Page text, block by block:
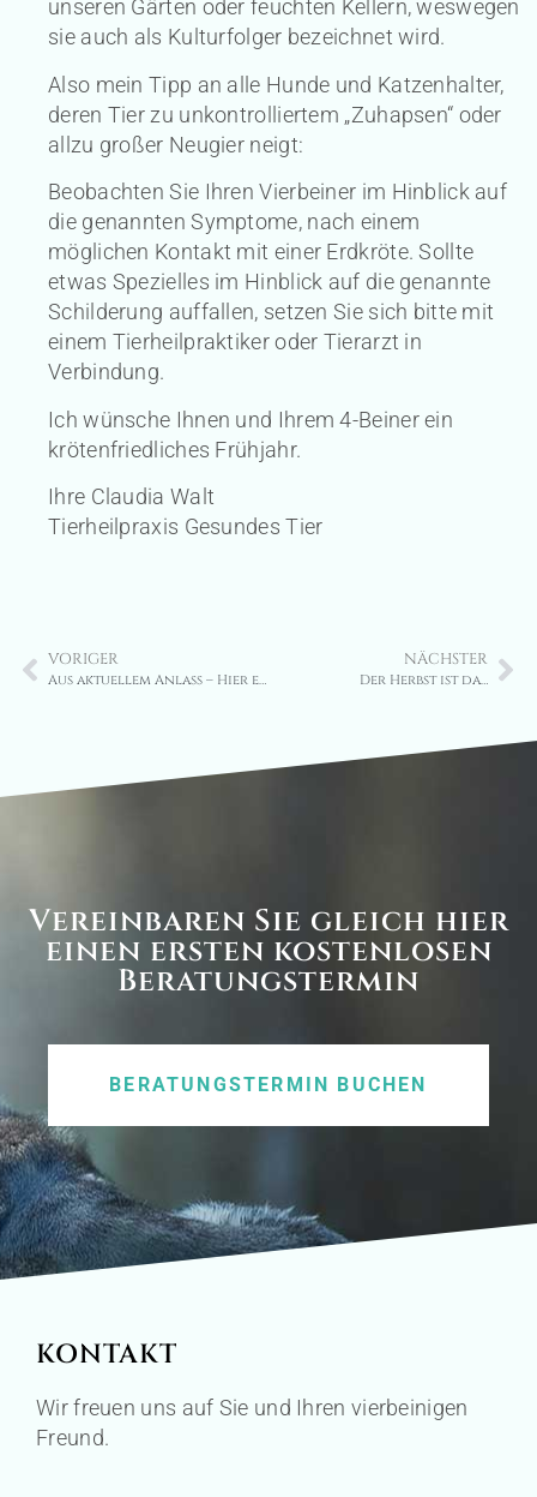
unseren Gärten oder feuchten Kellern, weswegen
sie auch als Kulturfolger bezeichnet wird.
Also mein Tipp an alle Hunde und Katzenhalter,
deren Tier zu unkontrolliertem „Zuhapsen“ oder
allzu großer Neugier neigt:
Beobachten Sie Ihren Vierbeiner im Hinblick auf
die genannten Symptome, nach einem
möglichen Kontakt mit einer Erdkröte. Sollte
etwas Spezielles im Hinblick auf die genannte
Schilderung auffallen, setzen Sie sich bitte mit
einem Tierheilpraktiker oder Tierarzt in
Verbindung.
Ich wünsche Ihnen und Ihrem 4-Beiner ein
krötenfriedliches Frühjahr.
Ihre Claudia Walt
Tierheilpraxis Gesundes Tier
VORIGER
Aus aktuellem Anlass – Hier ein Hunde-Sommertipp
NÄCHSTER
Der Herbst ist da…
Vereinbaren Sie gleich hier
einen ersten kostenlosen
Beratungstermin
BERATUNGSTERMIN BUCHEN
KONTAKT
Wir freuen uns auf Sie und Ihren vierbeinigen
Freund.